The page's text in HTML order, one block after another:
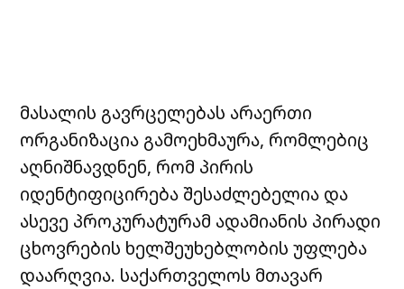
მასალის გავრცელებას არაერთი
ორგანიზაცია გამოეხმაურა, რომლებიც
აღნიშნავდნენ, რომ პირის
იდენტიფიცირება შესაძლებელია და
ასევე პროკურატურამ ადამიანის პირადი
ცხოვრების ხელშეუხებლობის უფლება
დაარღვია. საქართველოს მთავარ